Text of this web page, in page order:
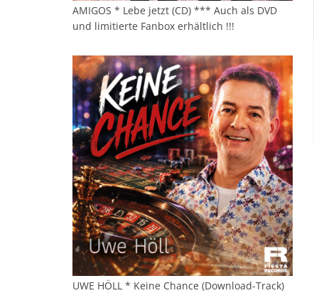
AMIGOS * Lebe jetzt (CD) *** Auch als DVD
und limitierte Fanbox erhältlich !!!
UWE HÖLL * Keine Chance (Download-Track)